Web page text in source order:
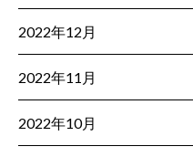
2022年12月
2022年11月
2022年10月